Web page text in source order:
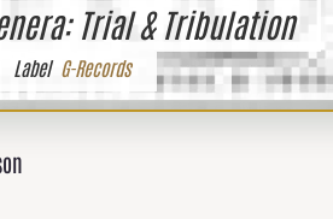
Trial & Tribulation
G-Records